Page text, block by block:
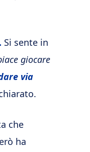
Si sente in
giocare
via
che
ha